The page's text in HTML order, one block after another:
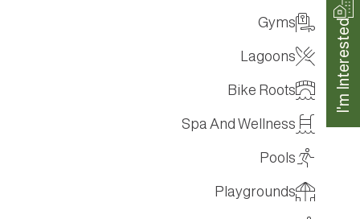
I'm Interested
Gyms
Lagoons
Bike Roots
Spa And Wellness
Pools
Playgrounds